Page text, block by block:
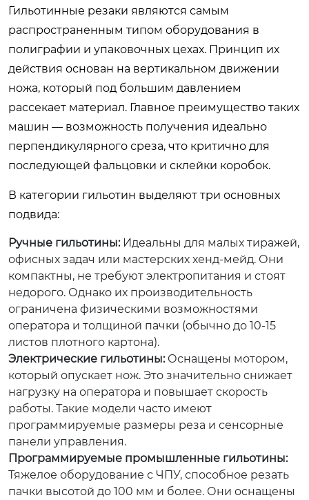
Гильотинные резаки являются самым
распространенным типом оборудования в
полиграфии и упаковочных цехах. Принцип их
действия основан на вертикальном движении
ножа, который под большим давлением
рассекает материал. Главное преимущество таких
машин — возможность получения идеально
перпендикулярного среза, что критично для
последующей фальцовки и склейки коробок.
В категории гильотин выделяют три основных
подвида:
Ручные гильотины:Идеальны для малых тиражей,
офисных задач или мастерских хенд-мейд. Они
компактны, не требуют электропитания и стоят
недорого. Однако их производительность
ограничена физическими возможностями
оператора и толщиной пачки (обычно до 10-15
листов плотного картона).
Электрические гильотины:Оснащены мотором,
который опускает нож. Это значительно снижает
нагрузку на оператора и повышает скорость
работы. Такие модели часто имеют
программируемые размеры реза и сенсорные
панели управления.
Программируемые промышленные гильотины:
Тяжелое оборудование с ЧПУ, способное резать
пачки высотой до 100 мм и более. Они оснащены